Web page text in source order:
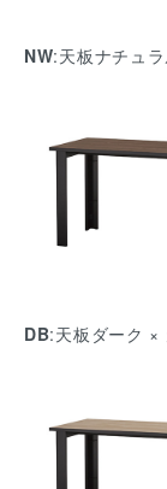
NW:天板ナチュ
DB:天板ダーク ×